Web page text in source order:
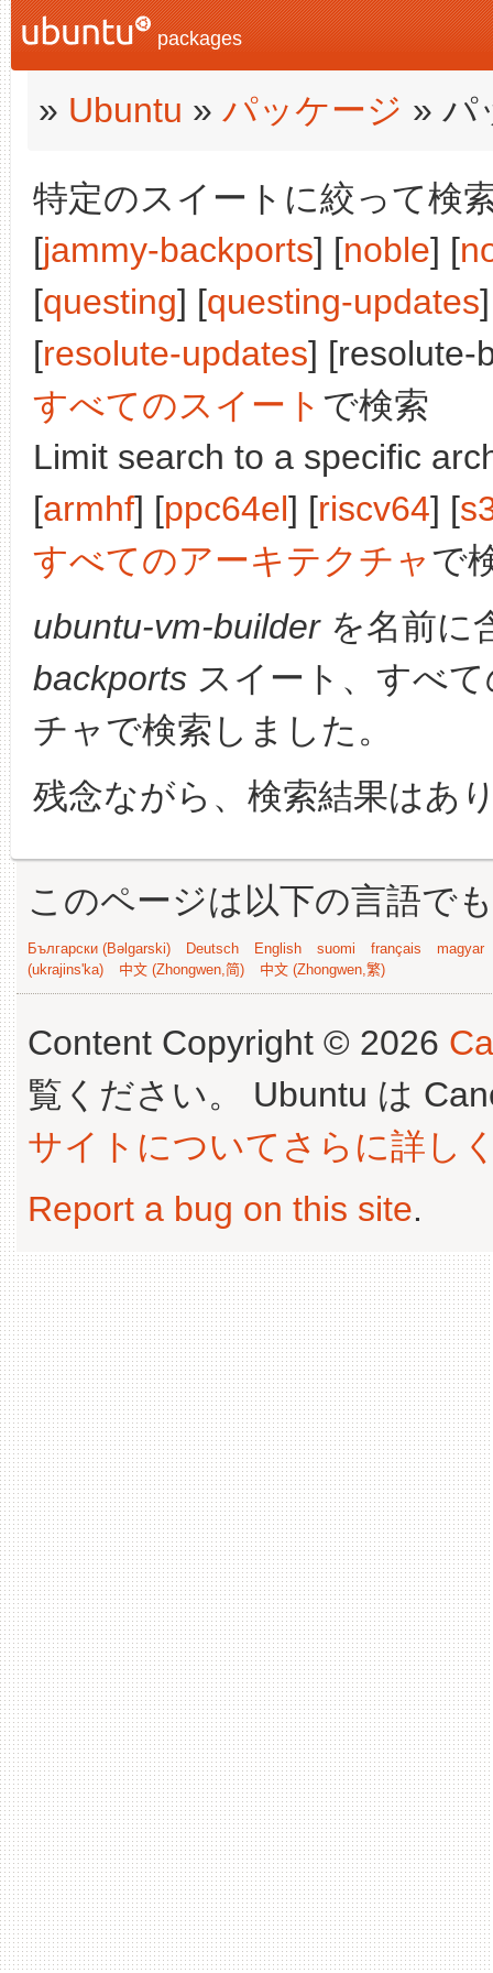
packages
» Ubuntu » パッケージ » パ
特定のスイートに絞って検
[jammy-backports] [noble] [
[questing] [questing-updates
[resolute-updates] [resolute-
すべてのスイート で検索
Limit search to a specific
[armhf] [ppc64el] [riscv64] [
すべてのアーキテクチャで
ubuntu-vm-builderを名前に
backports スイート、すべ
チャで検索しました。
残念ながら、検索結果はあ
このページは以下の言語で
Български (Bəlgarski) Deutsch English suomi français
magyar
(ukrajins'ka)
中文 (Zhongwen,简) 中文 (Zhongwen,繁)
Content Copyright © 2026
覧ください。 Ubuntu は
サイトについてさらに詳し
Report a bug on this site.